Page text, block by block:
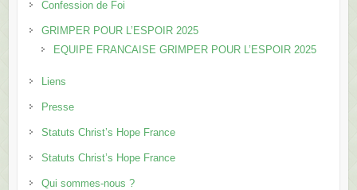
Confession de Foi
GRIMPER POUR L’ESPOIR 2025
EQUIPE FRANCAISE GRIMPER POUR L’ESPOIR 2025
Liens
Presse
Statuts Christ’s Hope France
Statuts Christ’s Hope France
Qui sommes-nous ?